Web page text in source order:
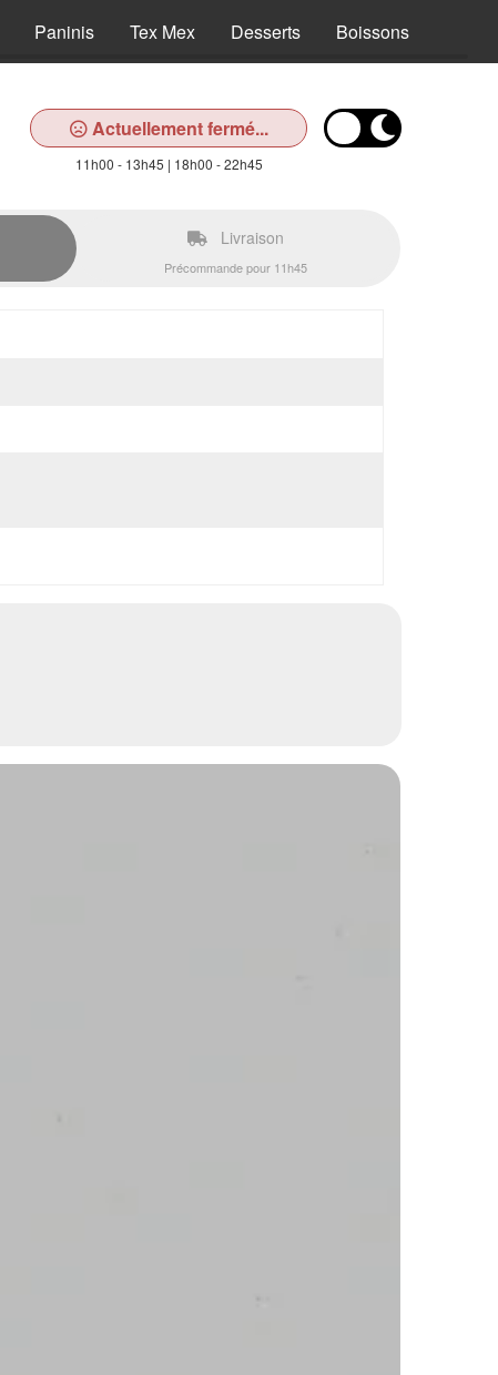
Paninis Tex Mex Desserts Boissons
Actuellement fermé...
11h00 - 13h45 | 18h00 - 22h45
Livraison
Précommande pour 11h45